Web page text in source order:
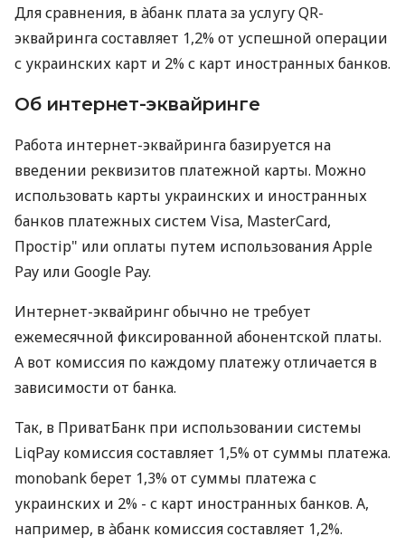
Для сравнения, в àбанк плата за услугу QR-
эквайринга составляет 1,2% от успешной операции
с украинских карт и 2% с карт иностранных банков.
Об интернет-эквайринге
Работа интернет-эквайринга базируется на
введении реквизитов платежной карты. Можно
использовать карты украинских и иностранных
банков платежных систем Visa, MasterCard,
Простір" или оплаты путем использования Apple
Pay или Google Pay.
Интернет-эквайринг обычно не требует
ежемесячной фиксированной абонентской платы.
А вот комиссия по каждому платежу отличается в
зависимости от банка.
Так, в ПриватБанк при использовании системы
LiqPay комиссия составляет 1,5% от суммы платежа.
monobank берет 1,3% от суммы платежа с
украинских и 2% - с карт иностранных банков. А,
например, в àбанк комиссия составляет 1,2%.